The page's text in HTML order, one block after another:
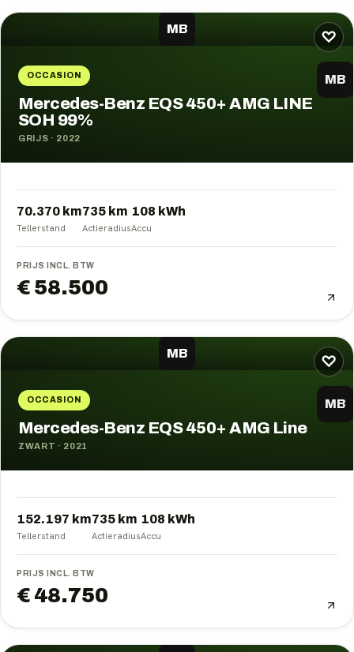
♡
MB
OCCASION MB
Mercedes-Benz EQS 450+ AMG LINE
SOH 99%
GRIJS · 2022
70.370 km
Tellerstand
735 km
Actieradius
108 kWh
Accu
PRIJS INCL. BTW
€ 58.500
♡
MB
OCCASION MB
Mercedes-Benz EQS 450+ AMG Line
ZWART · 2021
152.197 km
Tellerstand
735 km
Actieradius
108 kWh
Accu
PRIJS INCL. BTW
€ 48.750